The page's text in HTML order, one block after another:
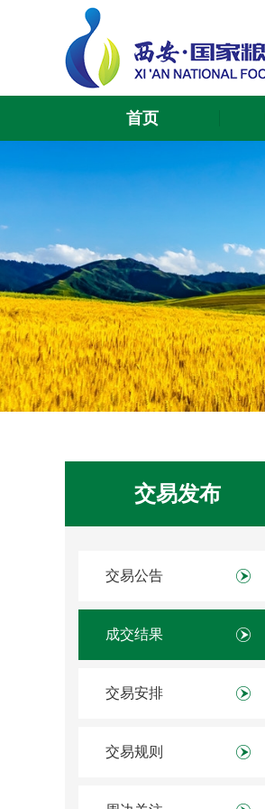
首页
交易发布
交易公告
成交结果
交易安排
交易规则